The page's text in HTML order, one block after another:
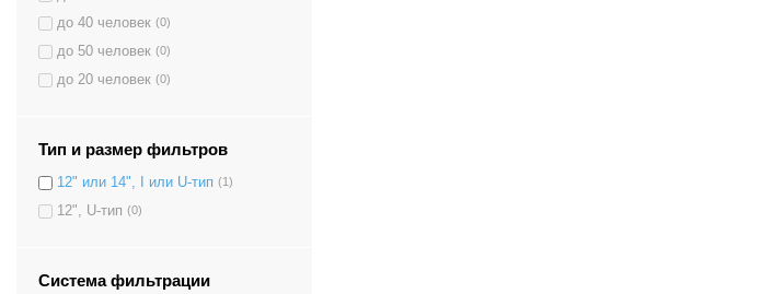
до 40 человек (0)
до 50 человек (0)
до 20 человек (0)
Тип и размер фильтров
12" или 14", I или U-тип (1)
12", U-тип (0)
Система фильтрации